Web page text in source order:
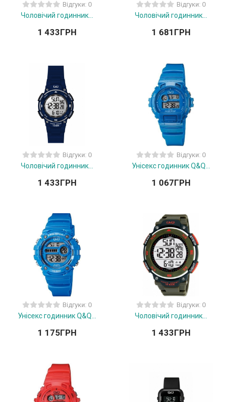
Відгуки: 0
Чоловічий годинник...
1 433ГРН
Відгуки: 0
Чоловічий годинник...
1 681 ГРН
Відгуки: 0
Чоловічий годинник...
1 433ГРН
Відгуки: 0
Унісекс годинник Q&Q...
1 067ГРН
Відгуки: 0
Унісекс годинник Q&Q...
1 175ГРН
Відгуки: 0
Чоловічий годинник...
1 433ГРН